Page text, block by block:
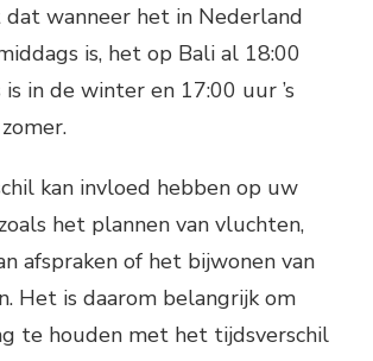
wanneer het in Nederland
is, het op Bali al 18:00
is in de winter en 17:00 uur ’s
kan invloed hebben op uw
het plannen van vluchten,
afspraken of het bijwonen van
Het is daarom belangrijk om
te houden met het tijdsverschil